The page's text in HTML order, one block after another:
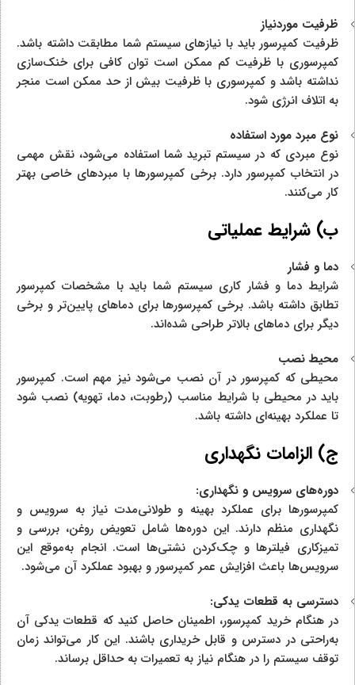
ظرفیت موردنیاز
ظرفیت کمپرسور باید با نیازهای سیستم شما مطابقت داشته باشد.
کمپرسوری با ظرفیت کم ممکن است توان کافی برای خنک‌سازی
نداشته باشد و کمپرسوری با ظرفیت بیش از حد ممکن است منجر
به اتلاف انرژی شود.
نوع مبرد مورد استفاده
نوع مبردی که در سیستم تبرید شما استفاده می‌شود، نقش مهمی
در انتخاب کمپرسور دارد. برخی کمپرسورها با مبردهای خاصی بهتر
کار می‌کنند.
ب) شرایط عملیاتی
دما و فشار
شرایط دما و فشار کاری سیستم شما باید با مشخصات کمپرسور
تطابق داشته باشد. برخی کمپرسورها برای دماهای پایین‌تر و برخی
دیگر برای دماهای بالاتر طراحی شده‌اند.
محیط نصب
محیطی که کمپرسور در آن نصب می‌شود نیز مهم است. کمپرسور
باید در محیطی با شرایط مناسب (رطوبت، دما، تهویه) نصب شود
تا عملکرد بهینه‌ای داشته باشد.
ج) الزامات نگهداری
دوره‌های سرویس و نگهداری:
کمپرسورها برای عملکرد بهینه و طولانی‌مدت نیاز به سرویس و
نگهداری منظم دارند. این دوره‌ها شامل تعویض روغن، بررسی و
تمیزکاری فیلترها و چک‌کردن نشتی‌ها است. انجام به‌موقع این
سرویس‌ها باعث افزایش عمر کمپرسور و بهبود عملکرد آن می‌شود.
دسترسی به قطعات یدکی:
در هنگام خرید کمپرسور، اطمینان حاصل کنید که قطعات یدکی آن
به‌راحتی در دسترس و قابل خریداری باشند. این کار می‌تواند زمان
توقف سیستم را در هنگام نیاز به تعمیرات به حداقل برساند.